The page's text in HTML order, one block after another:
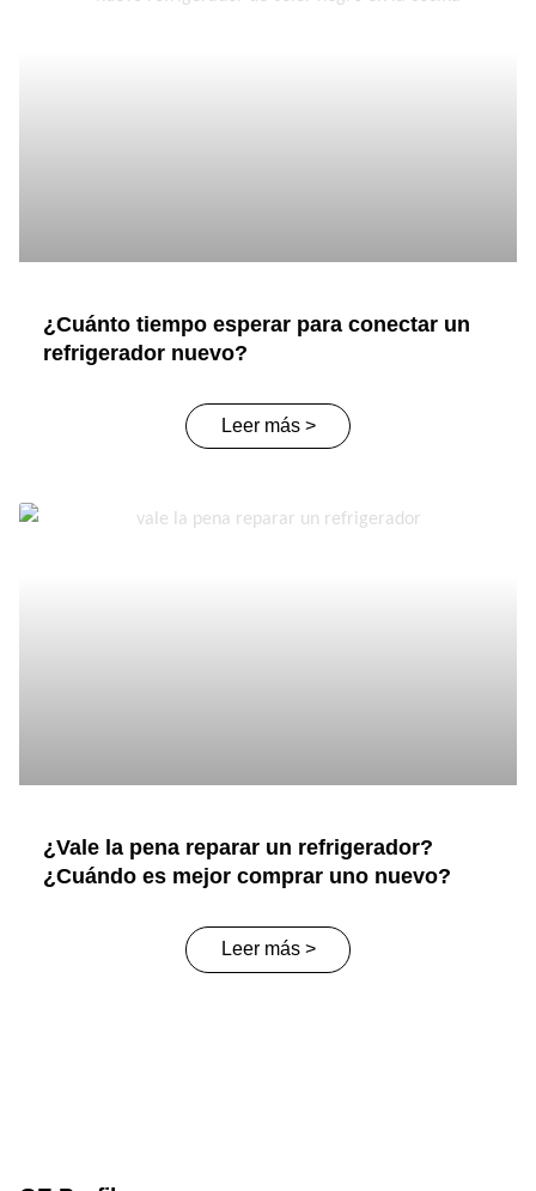
¿Cuánto tiempo esperar para conectar un
refrigerador nuevo?
Leer más >
¿Vale la pena reparar un refrigerador?
¿Cuándo es mejor comprar uno nuevo?
Leer más >